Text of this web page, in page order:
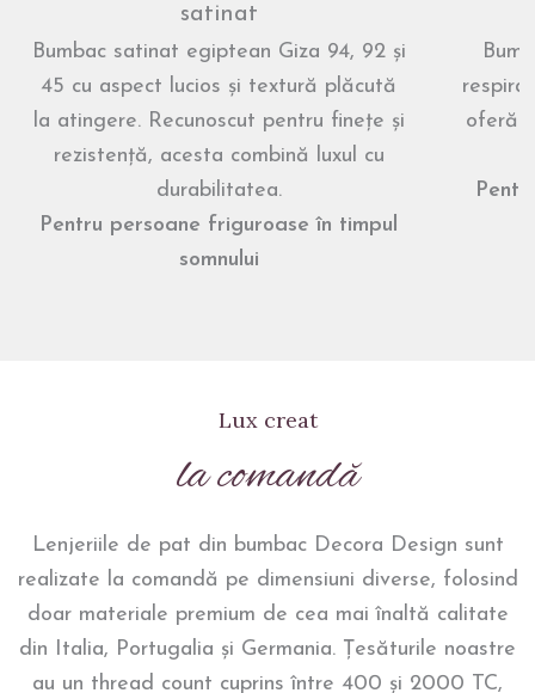
satinat
Bumbac satinat egiptean Giza 94, 92 și
45 cu aspect lucios și textură plăcută
la atingere. Recunoscut pentru finețe și
rezistență, acesta combină luxul cu
durabilitatea.
Pentru persoane friguroase în timpul
somnului
oferă
Lux creat
la comandă
Lenjeriile de pat din bumbac Decora Design sunt
realizate la comandă pe dimensiuni diverse, folosind
doar materiale premium de cea mai înaltă calitate
din Italia, Portugalia și Germania. Țesăturile noastre
au un thread count cuprins între 400 și 2000 TC,